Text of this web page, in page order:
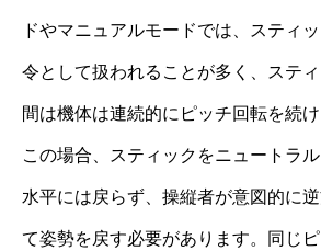
ドやマニュアルモードでは、スティ
令として扱われることが多く、ステ
間は機体は連続的にピッチ回転を続け
この場合、スティックをニュートラ
水平には戻らず、操縦者が意図的に
て姿勢を戻す必要があります。同じ